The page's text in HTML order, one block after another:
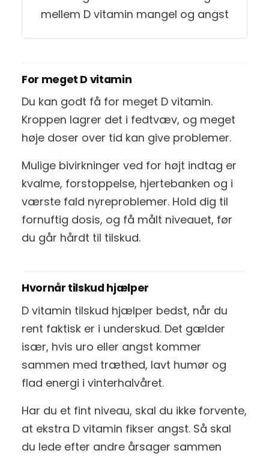
For meget D vitamin
Du kan godt få for meget D vitamin.
Kroppen lagrer det i fedtvæv, og meget
høje doser over tid kan give problemer.
Mulige bivirkninger ved for højt indtag er
kvalme, forstoppelse, hjertebanken og i
værste fald nyreproblemer. Hold dig til
fornuftig dosis, og få målt niveauet, før
du går hårdt til tilskud.
Hvornår tilskud hjælper
D vitamin tilskud hjælper bedst, når du
rent faktisk er i underskud. Det gælder
især, hvis uro eller angst kommer
sammen med træthed, lavt humør og
flad energi i vinterhalvåret.
Har du et fint niveau, skal du ikke forvente,
at ekstra D vitamin fikser angst. Så skal
du lede efter andre årsager sammen